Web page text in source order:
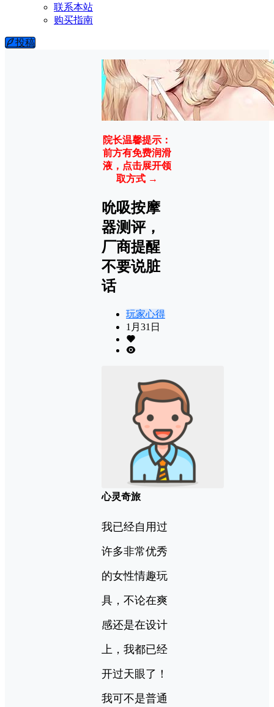
联系本站
购买指南
投稿
院长温馨提示：
前方有免费润滑
液，点击展开领
取方式 →
吮吸按摩
器测评，
厂商提醒
不要说脏
话
玩家心得
1月31日
心灵奇旅
我已经自用过
许多非常优秀
的女性情趣玩
具，不论在爽
感还是在设计
上，我都已经
开过天眼了！
我可不是普通